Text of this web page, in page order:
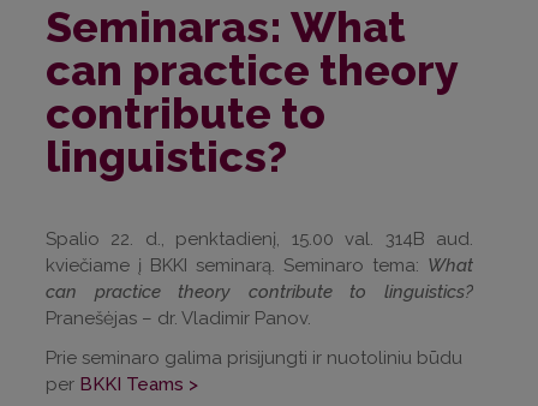
Seminaras: What
can practice theory
contribute to
linguistics?
Spalio 22. d., penktadienį, 15.00 val. 314B aud.
kviečiame į BKKI seminarą. Seminaro tema: What
can practice theory contribute to linguistics?
Pranešėjas – dr. Vladimir Panov.
Prie seminaro galima prisijungti ir nuotoliniu būdu
per BKKI Teams >